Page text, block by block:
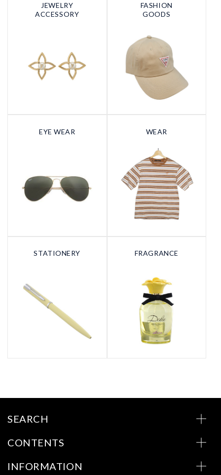
JEWELRY
ACCESSORY
FASHION
GOODS
EYE WEAR WEAR
STATIONERY FRAGRANCE
SEARCH
CONTENTS
INFORMATION